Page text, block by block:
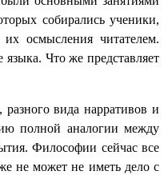
собирались ученики,
осмысления читателем.
Что же представляет
вида нарративов и
полной аналогии между
Философии сейчас все
не может не иметь дело с